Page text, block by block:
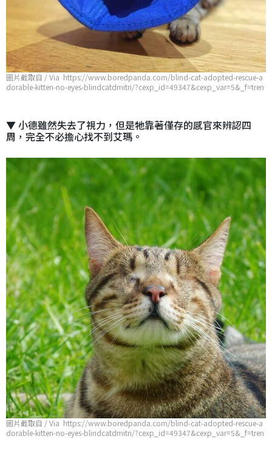
圖片截取自 / Via https://www.boredpanda.com/blind-cat-adopted-rescue-a
dorable-kitten-no-eyes-blindcatdmitri/?cexp_id=49347&cexp_var=5&_f=tren
▼ 小德雖然失去了視力，但是牠靠著僅存的感官來辨認四
周，完全不必擔心找不到艾瑪。
圖片截取自 / Via https://www.boredpanda.com/blind-cat-adopted-rescue-a
dorable-kitten-no-eyes-blindcatdmitri/?cexp_id=49347&cexp_var=5&_f=tren